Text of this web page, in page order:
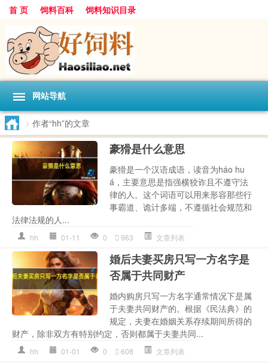
首 页 饲料百科 饲料知识目录
网站导航
> 作者“hh”的文章
豪猾是什么意思
豪猾是一个汉语成语，读音为háo hu
á，主要意思是指强横狡诈且不遵守法
律的人。这个词语可以用来形容那些行
事霸道、诡计多端，不遵循社会规范和
法律法规的人...
hh 01-11 0 963 文章列表
婚后夫妻买房只写一方名字是
否属于共同财产
婚内购房只写一方名字通常情况下是属
于夫妻共同财产的。根据《民法典》的
规定，夫妻在婚姻关系存续期间所得的
财产，除非双方有特别约定，否则都属于夫妻共同...
hh 01-01 0 608 文章列表